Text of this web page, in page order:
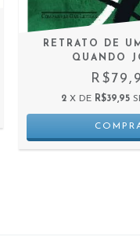
RETRATO DE
QUANDO
2 X DE R$39,95